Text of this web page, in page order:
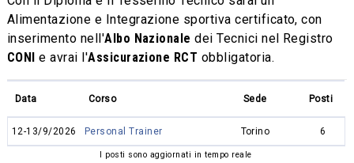
Alimentazione e Integrazione sportiva certificato, con
inserimento nell'Albo Nazionale dei Tecnici nel Registro
CONI e avrai l'Assicurazione RCT obbligatoria.
Data Corso Sede Posti
12-13/9/2026 Personal Trainer Torino 6
I posti sono aggiornati in tempo reale